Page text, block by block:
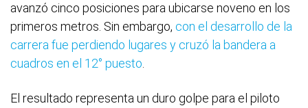
avanzó cinco posiciones para ubicarse noveno en los
primeros metros. Sin embargo, con el desarrollo de la
carrera fue perdiendo lugares y cruzó la bandera a
cuadros en el 12° puesto.
El resultado representa un duro golpe para el piloto